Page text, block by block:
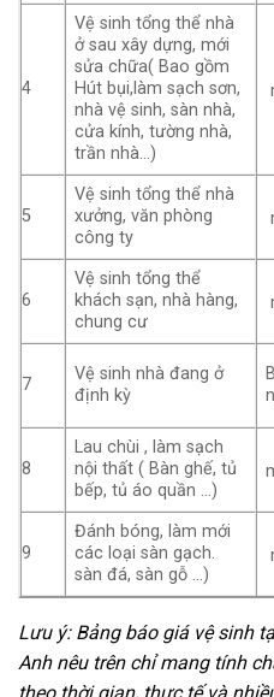
4
Vệ sinh tổng thể nhà
ở sau xây dựng, mới
sửa chữa( Bao gồm
Hút bụi,làm sạch sơn,
nhà vệ sinh, sàn nhà,
cửa kính, tường nhà,
trần nhà…)
5
Vệ sinh tổng thể nhà
xưởng, văn phòng
công ty
6
Vệ sinh tổng thể
khách sạn, nhà hàng,
chung cư
7
Vệ sinh nhà đang ở
định kỳ
8
Lau chùi , làm sạch
nội thất ( Bàn ghế, tủ
bếp, tủ áo quần …)
9
Đánh bóng, làm mới
các loại sàn gạch.
sàn đá, sàn gỗ …)
Lưu ý: Bảng báo giá vệ sinh
Anh nêu trên chỉ mang tính